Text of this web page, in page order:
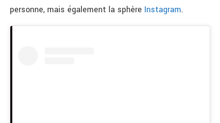
personne, mais également la sphère Instagram.